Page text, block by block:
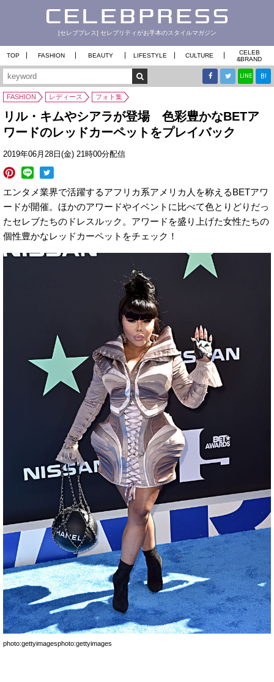
[セレブプレス] セレブリティがお手本のスタイルマガジン
TOP FASHION BEAUTY LIFESTYLE CULTURE
CELEB
&BRAND
LINE B!
FASHION レディース フォト集
リル・キムやシアラが登場 色彩豊かなBETア
ワードのレッドカーペットをプレイバック
2019年06月28日(金) 21時00分配信
エンタメ業界で活躍するアフリカ系アメリカ人を称えるBETアワ
ードが開催。ほかのアワードやイベントに比べて色とりどりだっ
たセレブたちのドレスルック。アワードを盛り上げた女性たちの
個性豊かなレッドカーペットをチェック！
photo:gettyimagesphoto:gettyimages